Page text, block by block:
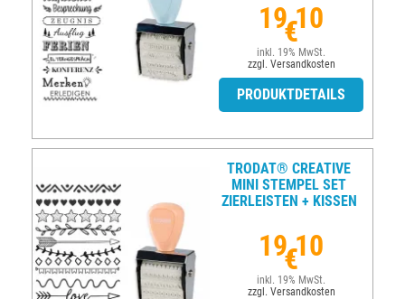
19,10
€
inkl. 19% MwSt.
zzgl. Versandkosten
PRODUKTDETAILS
TRODAT® CREATIVE
MINI STEMPEL SET
ZIERLEISTEN + KISSEN
19,10
€
inkl. 19% MwSt.
zzgl. Versandkosten